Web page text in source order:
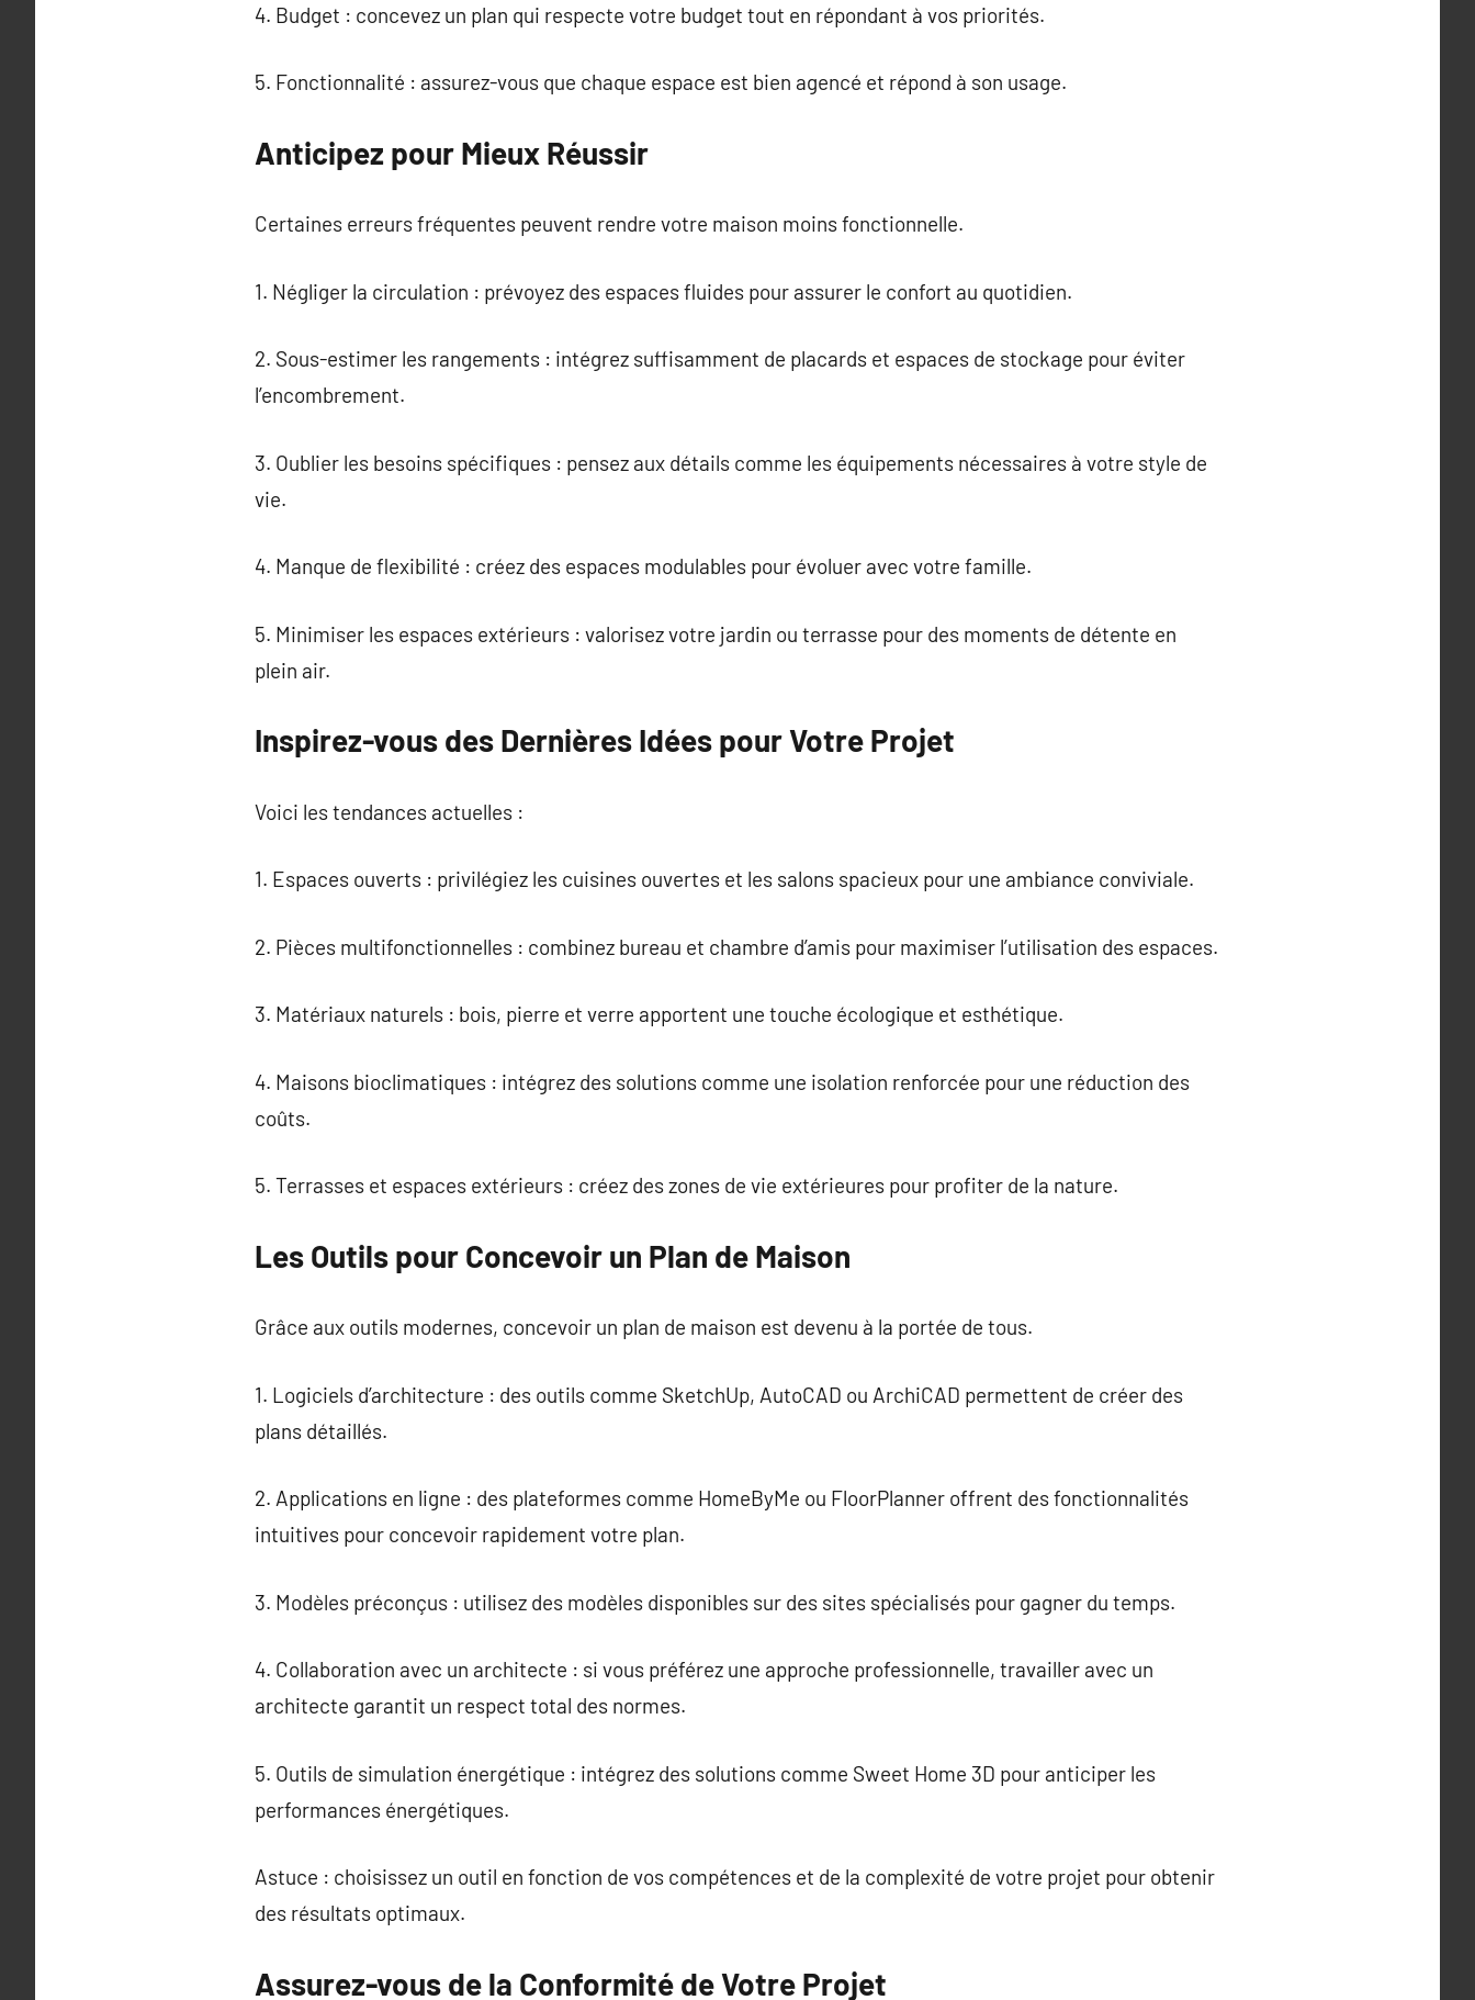
4. Budget : concevez un plan qui respecte votre budget tout en répondant à vos priorités.
5. Fonctionnalité : assurez-vous que chaque espace est bien agencé et répond à son usage.
Anticipez pour Mieux Réussir
Certaines erreurs fréquentes peuvent rendre votre maison moins fonctionnelle.
1. Négliger la circulation : prévoyez des espaces fluides pour assurer le confort au quotidien.
2. Sous-estimer les rangements : intégrez suffisamment de placards et espaces de stockage pour éviter
l’encombrement.
3. Oublier les besoins spécifiques : pensez aux détails comme les équipements nécessaires à votre style de
vie.
4. Manque de flexibilité : créez des espaces modulables pour évoluer avec votre famille.
5. Minimiser les espaces extérieurs : valorisez votre jardin ou terrasse pour des moments de détente en
plein air.
Inspirez-vous des Dernières Idées pour Votre Projet
Voici les tendances actuelles :
1. Espaces ouverts : privilégiez les cuisines ouvertes et les salons spacieux pour une ambiance conviviale.
2. Pièces multifonctionnelles : combinez bureau et chambre d’amis pour maximiser l’utilisation des espaces.
3. Matériaux naturels : bois, pierre et verre apportent une touche écologique et esthétique.
4. Maisons bioclimatiques : intégrez des solutions comme une isolation renforcée pour une réduction des
coûts.
5. Terrasses et espaces extérieurs : créez des zones de vie extérieures pour profiter de la nature.
Les Outils pour Concevoir un Plan de Maison
Grâce aux outils modernes, concevoir un plan de maison est devenu à la portée de tous.
1. Logiciels d’architecture : des outils comme SketchUp, AutoCAD ou ArchiCAD permettent de créer des
plans détaillés.
2. Applications en ligne : des plateformes comme HomeByMe ou FloorPlanner offrent des fonctionnalités
intuitives pour concevoir rapidement votre plan.
3. Modèles préconçus : utilisez des modèles disponibles sur des sites spécialisés pour gagner du temps.
4. Collaboration avec un architecte : si vous préférez une approche professionnelle, travailler avec un
architecte garantit un respect total des normes.
5. Outils de simulation énergétique : intégrez des solutions comme Sweet Home 3D pour anticiper les
performances énergétiques.
Astuce : choisissez un outil en fonction de vos compétences et de la complexité de votre projet pour obtenir
des résultats optimaux.
Assurez-vous de la Conformité de Votre Projet